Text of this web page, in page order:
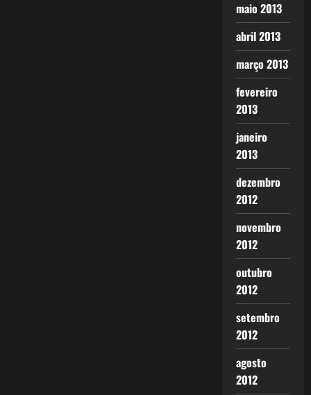
maio 2013
abril 2013
março 2013
fevereiro
2013
janeiro
2013
dezembro
2012
novembro
2012
outubro
2012
setembro
2012
agosto
2012